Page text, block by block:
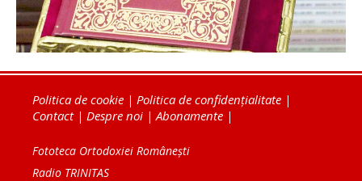
Politica de cookie | Politica de confidențialitate |
Contact| Despre noi | Abonamente |
Fototeca Ortodoxiei Românești
Radio TRINITAS